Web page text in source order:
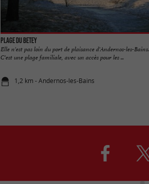
Plage du Betey
Elle n'est pas loin du port de plaisance d'Andernos-les-Bains.
C'est une plage familiale, avec un accès pour les ...
1,2 km - Andernos-les-Bains